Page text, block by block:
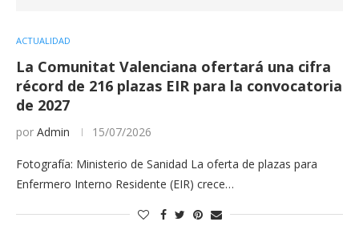
ACTUALIDAD
La Comunitat Valenciana ofertará una cifra
récord de 216 plazas EIR para la convocatoria
de 2027
por Admin 15/07/2026
Fotografía: Ministerio de Sanidad La oferta de plazas para
Enfermero Interno Residente (EIR) crece…